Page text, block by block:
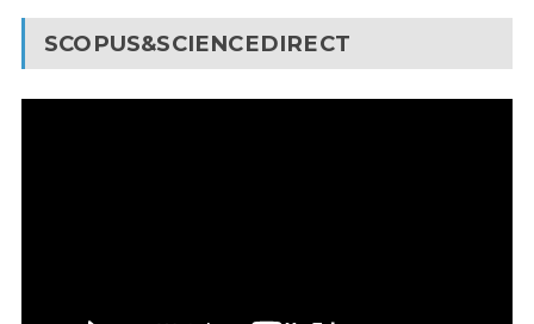
SCOPUS&SCIENCEDIRECT